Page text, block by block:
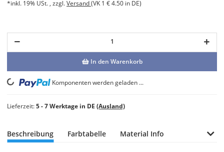
*inkl. 19% USt. , zzgl.Versand(VK 1 € 4.50 in DE)
In den Warenkorb
Loading... Komponenten werden geladen ...
Lieferzeit:5 - 7 Werktage in DE (Ausland)
Beschreibung Farbtabelle Material Info